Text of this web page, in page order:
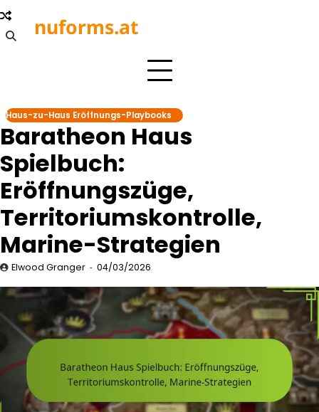
Skip
to
content
nuforms.at
Haus-zu-Haus Eröffnungs-Playbooks
Baratheon Haus
Spielbuch:
Eröffnungszüge,
Territoriumskontrolle,
Marine-Strategien
Elwood Granger 04/03/2026